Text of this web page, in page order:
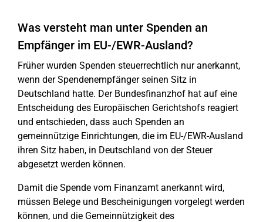
Was versteht man unter Spenden an
Empfänger im EU-/EWR-Ausland?
Früher wurden Spenden steuerrechtlich nur anerkannt,
wenn der Spendenempfänger seinen Sitz in
Deutschland hatte. Der Bundesfinanzhof hat auf eine
Entscheidung des Europäischen Gerichtshofs reagiert
und entschieden, dass auch Spenden an
gemeinnützige Einrichtungen, die im EU-/EWR-Ausland
ihren Sitz haben, in Deutschland von der Steuer
abgesetzt werden können.
Damit die Spende vom Finanzamt anerkannt wird,
müssen Belege und Bescheinigungen vorgelegt werden
können, und die Gemeinnützigkeit des